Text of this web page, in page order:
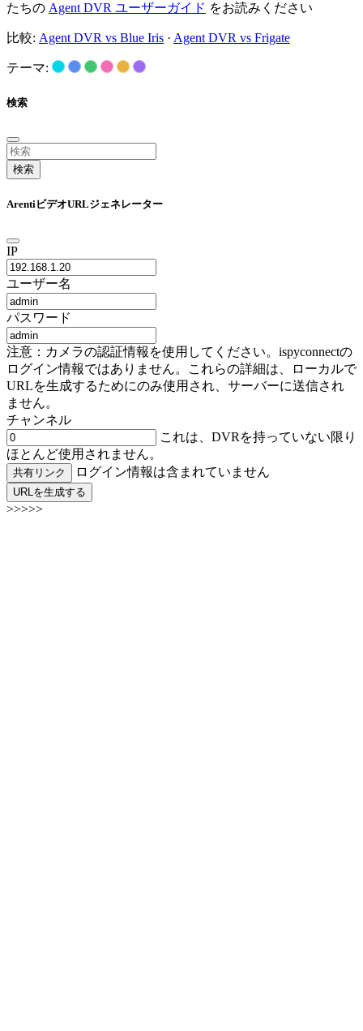
たちの Agent DVR ユーザーガイド をお読みください
比較: Agent DVR vs Blue Iris · Agent DVR vs Frigate
テーマ:
検索
検索
ArentiビデオURLジェネレーター
IP
ユーザー名
パスワード
注意：カメラの認証情報を使用してください。ispyconnectの
ログイン情報ではありません。これらの詳細は、ローカルで
URLを生成するためにのみ使用され、サーバーに送信され
ません。
チャンネル
これは、DVRを持っていない限り
ほとんど使用されません。
共有リンク ログイン情報は含まれていません
URLを生成する
>>>>>